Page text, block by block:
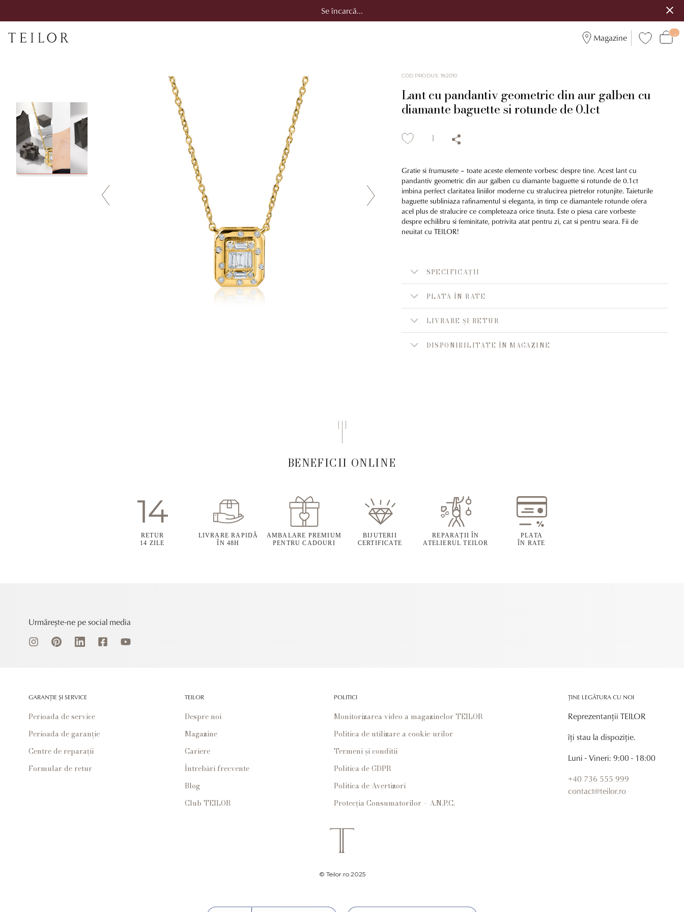
Se încarcă...
Magazine
COD PRODUS:182010
Lant cu pandantiv geometric din aur galben cu
diamante baguette si rotunde de 0.1ct
Gratie si frumusete – toate aceste elemente vorbesc despre tine. Acest lant cu
pandantiv geometric din aur galben cu diamante baguette si rotunde de 0.1ct
imbina perfect claritatea liniilor moderne cu stralucirea pietrelor rotunjite. Taieturile
baguette subliniaza rafinamentul si eleganta, in timp ce diamantele rotunde ofera
acel plus de stralucire ce completeaza orice tinuta. Este o piesa care vorbeste
despre echilibru si feminitate, potrivita atat pentru zi, cat si pentru seara. Fii de
neuitat cu TEILOR!
SPECIFICAȚII
PLATA ÎN RATE
LIVRARE ȘI RETUR
DISPONIBILITATE ÎN MAGAZINE
BENEFICII ONLINE
RETUR
14 ZILE
LIVRARE RAPIDĂ
ÎN 48H
AMBALARE PREMIUM
PENTRU CADOURI
BIJUTERII
CERTIFICATE
REPARAȚII ÎN
ATELIERUL TEILOR
PLATA
ÎN RATE
Urmărește-ne pe social media
GARANȚIE ȘI SERVICE
Perioada de service
Perioada de garanție
Centre de reparații
Formular de retur
TEILOR
Despre noi
Magazine
Cariere
Întrebări frecvente
Blog
Club TEILOR
POLITICI
Monitorizarea video a magazinelor TEILOR
Politica de utilizare a cookie-urilor
Termeni și conditii
Politica de GDPR
Politica de Avertizori
Protecția Consumatorilor – A.N.P.C.
ȚINE LEGĂTURA CU NOI
Reprezentanții TEILOR
îți stau la dispoziție.
Luni - Vineri: 9:00 - 18:00
+40 736 555 999
contact@teilor.ro
© Teilor.ro 2025